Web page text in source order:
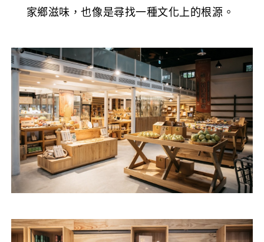
家鄉滋味，也像是尋找一種文化上的根源。